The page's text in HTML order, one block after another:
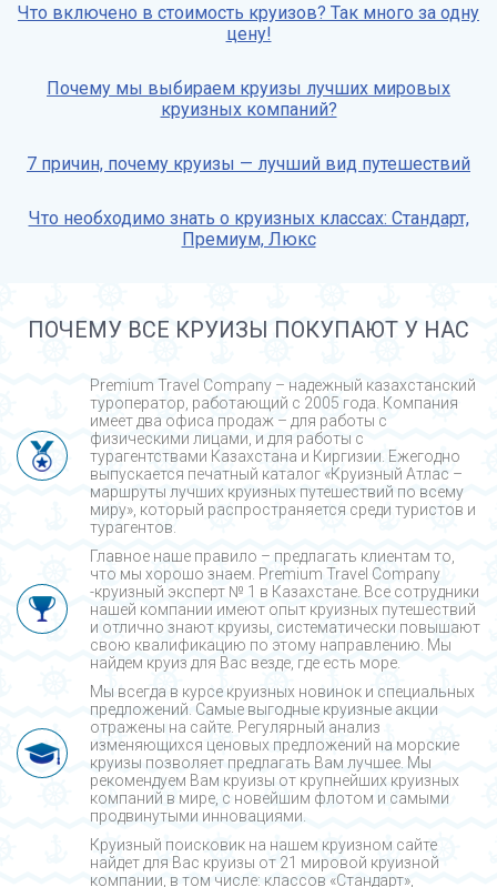
Что включено в стоимость круизов? Так много за одну
цену!
Почему мы выбираем круизы лучших мировых
круизных компаний?
7 причин, почему круизы — лучший вид путешествий
Что необходимо знать о круизных классах: Стандарт,
Премиум, Люкс
ПОЧЕМУ ВСЕ КРУИЗЫ ПОКУПАЮТ У НАС
Premium Travel Company – надежный казахстанский
туроператор, работающий с 2005 года. Компания
имеет два офиса продаж – для работы с
физическими лицами, и для работы с
турагентствами Казахстана и Киргизии. Ежегодно
выпускается печатный каталог «Круизный Атлас –
маршруты лучших круизных путешествий по всему
миру», который распространяется среди туристов и
турагентов.
Главное наше правило – предлагать клиентам то,
что мы хорошо знаем. Premium Travel Company
-круизный эксперт № 1 в Казахстане. Все сотрудники
нашей компании имеют опыт круизных путешествий
и отлично знают круизы, систематически повышают
свою квалификацию по этому направлению. Мы
найдем круиз для Вас везде, где есть море.
Мы всегда в курсе круизных новинок и специальных
предложений. Самые выгодные круизные акции
отражены на сайте. Регулярный анализ
изменяющихся ценовых предложений на морские
круизы позволяет предлагать Вам лучшее. Мы
рекомендуем Вам круизы от крупнейших круизных
компаний в мире, с новейшим флотом и самыми
продвинутыми инновациями.
Круизный поисковик на нашем круизном сайте
найдет для Вас круизы от 21 мировой круизной
компании, в том числе: классов «Стандарт»,